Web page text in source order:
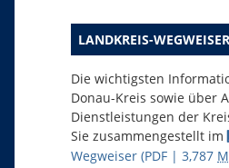
LANDKREIS-WEGWEISER
Die wichtigsten
Donau-Kreis sowie über
Dienstleistungen der
Sie zusammengestellt im
Wegweiser (PDF | 3,787